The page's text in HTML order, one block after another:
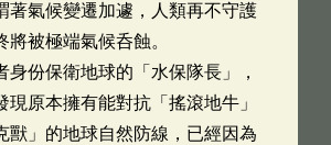
著氣候變遷加遽，人類再不守護
將被極端氣候呑蝕。
身份保衛地球的「水保隊長」，
現原本擁有能對抗「搖滾地牛」
獸」的地球自然防線，已經因為